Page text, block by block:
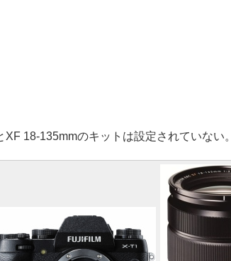
18-135mmのキットは設定されていない。